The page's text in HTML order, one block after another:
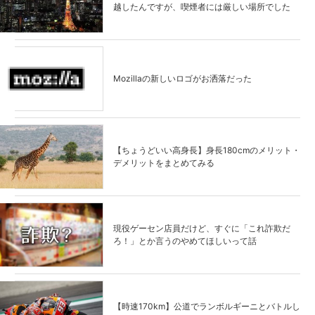
越したんですが、喫煙者には厳しい場所でした
Mozillaの新しいロゴがお洒落だった
【ちょうどいい高身長】身長180cmのメリット・
デメリットをまとめてみる
現役ゲーセン店員だけど、すぐに「これ詐欺だ
ろ！」とか言うのやめてほしいって話
【時速170km】公道でランボルギーニとバトルし